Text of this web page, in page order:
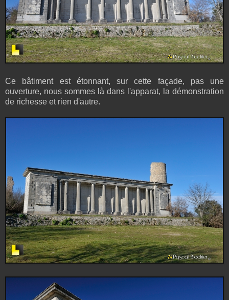
Ce bâtiment est étonnant, sur cette façade, pas une
ouverture, nous sommes là dans l'apparat, la démonstration
de richesse et rien d'autre.